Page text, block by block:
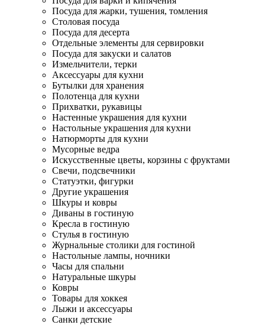
Посуда для жарки, тушения, томления
Столовая посуда
Посуда для десерта
Отдельные элементы для сервировки
Посуда для закуски и салатов
Измельчители, терки
Аксессуары для кухни
Бутылки для хранения
Полотенца для кухни
Прихватки, рукавицы
Настенные украшения для кухни
Настольные украшения для кухни
Натюрморты для кухни
Мусорные ведра
Искусственные цветы, корзины с фруктами
Свечи, подсвечники
Статуэтки, фигурки
Другие украшения
Шкуры и ковры
Диваны в гостиную
Кресла в гостиную
Стулья в гостиную
Журнальные столики для гостиной
Настольные лампы, ночники
Часы для спальни
Натуральные шкуры
Ковры
Товары для хоккея
Лыжи и аксессуары
Санки детские